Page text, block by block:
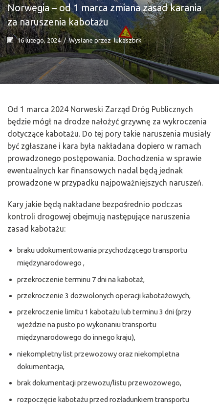
Norwegia – od 1 marca zmiana zasad karania
za naruszenia kabotażu
16 lutego, 2024 / Wysłane przez lukaszbrk
Od 1 marca 2024 Norweski Zarząd Dróg Publicznych
będzie mógł na drodze nałożyć grzywnę za wykroczenia
dotyczące kabotażu. Do tej pory takie naruszenia musiały
być zgłaszane i kara była nakładana dopiero w ramach
prowadzonego postępowania. Dochodzenia w sprawie
ewentualnych kar finansowych nadal będą jednak
prowadzone w przypadku najpoważniejszych naruszeń.
Kary jakie będą nakładane bezpośrednio podczas
kontroli drogowej obejmują następujące naruszenia
zasad kabotażu:
braku udokumentowania przychodzącego transportu
międzynarodowego ,
przekroczenie terminu 7 dni na kabotaż,
przekroczenie 3 dozwolonych operacji kabotażowych,
przekroczenie limitu 1 kabotażu lub terminu 3 dni (przy
wjeździe na pusto po wykonaniu transportu
międzynarodowego do innego kraju),
niekompletny list przewozowy oraz niekompletna
dokumentacja,
brak dokumentacji przewozu/listu przewozowego,
rozpoczęcie kabotażu przed rozładunkiem transportu